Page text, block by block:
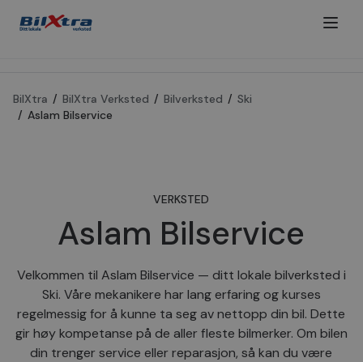
BilXtra / BilXtra Verksted / Bilverksted / Ski
/ Aslam Bilservice
VERKSTED
Aslam Bilservice
Velkommen til Aslam Bilservice — ditt lokale bilverksted i
Ski. Våre mekanikere har lang erfaring og kurses
regelmessig for å kunne ta seg av nettopp din bil. Dette
gir høy kompetanse på de aller fleste bilmerker. Om bilen
din trenger service eller reparasjon, så kan du være